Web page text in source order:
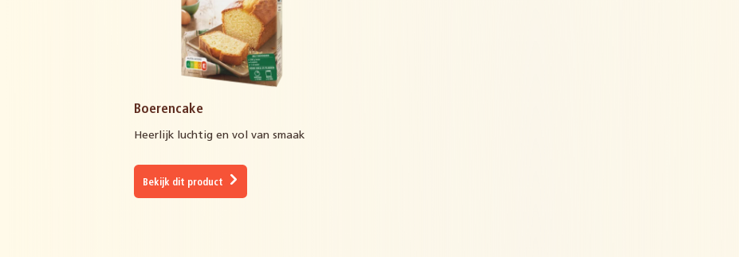
Boerencake
Heerlijk luchtig en vol van smaak
Bekijk dit product